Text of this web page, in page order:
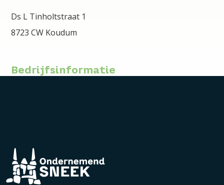
Ds L Tinholtstraat 1
8723 CW Koudum
Bedrijfsinformatie